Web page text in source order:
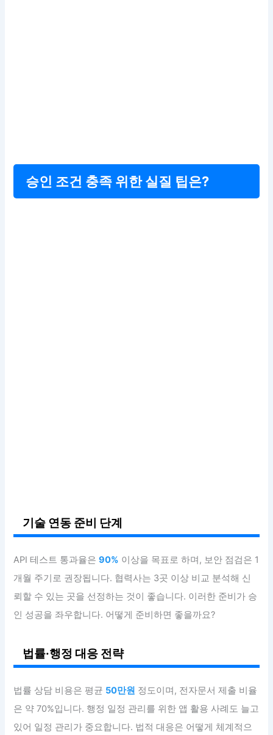
승인 조건 충족 위한 실질 팁은?
기술 연동 준비 단계
API 테스트 통과율은90% 이상을 목표로 하며, 보안 점검은 1
개월 주기로 권장됩니다. 협력사는 3곳 이상 비교 분석해 신
뢰할 수 있는 곳을 선정하는 것이 좋습니다. 이러한 준비가 승
인 성공을 좌우합니다. 어떻게 준비하면 좋을까요?
법률·행정 대응 전략
법률 상담 비용은 평균 50만원 정도이며, 전자문서 제출 비율
은 약 70%입니다. 행정 일정 관리를 위한 앱 활용 사례도 늘고
있어 일정 관리가 중요합니다. 법적 대응은 어떻게 체계적으